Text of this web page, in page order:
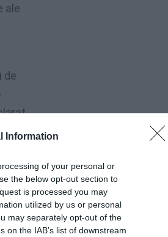
Information
of your personal or
the below opt-out section to
is processed you may
utilized by us or personal
may separately opt-out of the
the IAB’s list of downstream
ale
de